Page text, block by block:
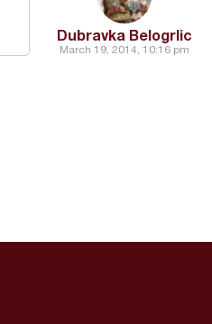
Dubravka Belogrlic
March 19, 2014, 10:16 pm